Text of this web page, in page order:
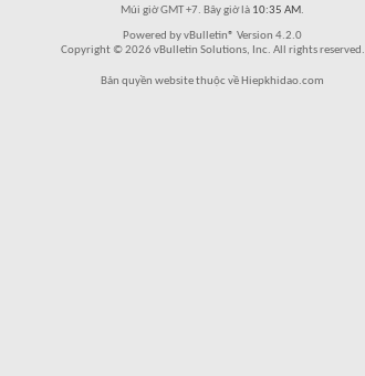
Múi giờ GMT +7. Bây giờ là 10:35 AM.
Powered by vBulletin® Version 4.2.0
Copyright © 2026 vBulletin Solutions, Inc. All rights reserved.
Bản quyền website thuộc về Hiepkhidao.com